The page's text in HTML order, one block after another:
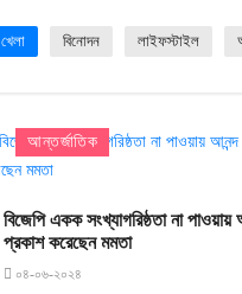
খেলা বিনোদন লাইফস্টাইল
আন্তর্জাতিক
বিজেপি একক সংখ্যাগরিষ্ঠতা না পাওয়ায়
প্রকাশ করেছেন মমতা
০৪-০৬-২০২৪